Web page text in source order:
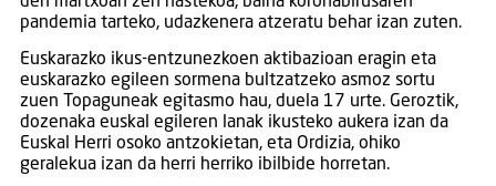
pandemia tarteko, udazkenera atzeratu behar izan zuten.
Euskarazko ikus-entzunezkoen aktibazioan eragin eta
euskarazko egileen sormena bultzatzeko asmoz sortu
zuen Topaguneak egitasmo hau, duela 17 urte. Geroztik,
dozenaka euskal egileren lanak ikusteko aukera izan da
Euskal Herri osoko antzokietan, eta Ordizia, ohiko
geralekua izan da herri herriko ibilbide horretan.